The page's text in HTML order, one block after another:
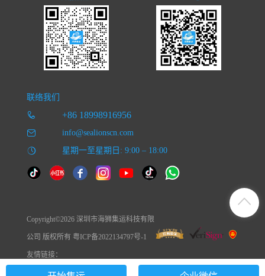
联络我们
+86 18998916956
info@sealionscn.com
星期一至星期日: 9:00 – 18:00
Copyright©2026 深圳市海狮集运科技有限
公司 版权所有 粤ICP备2022134797号-1
友情链接：